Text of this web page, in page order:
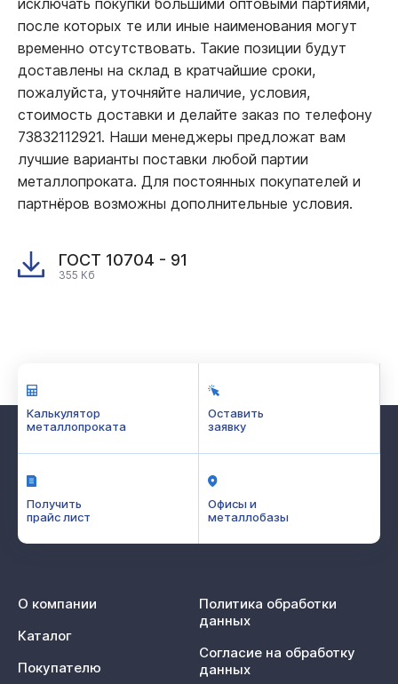
после которых те или иные наименования могут
временно отсутствовать. Такие позиции будут
доставлены на склад в кратчайшие сроки,
пожалуйста, уточняйте наличие, условия,
стоимость доставки и делайте заказ по телефону
73832112921. Наши менеджеры предложат вам
лучшие варианты поставки любой партии
металлопроката. Для постоянных покупателей и
партнёров возможны дополнительные условия.
ГОСТ 10704 - 91
355 Кб
Калькулятор
металлопроката
Оставить
заявку
Получить
прайс лист
Офисы и
металлобазы
О компании
Каталог
Покупателю
Политика обработки
данных
Согласие на обработку
данных